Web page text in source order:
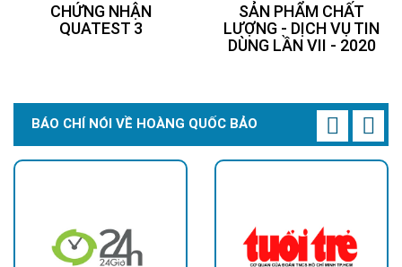
Chip led cao cấp CREE Mỹ (USA)
Chip LED của CREE Mỹ có hiệu quả phát quang cực cao, lên tới
210 lm/W, trong khi hạt LED thông thường chỉ từ 80-90 lm/W.
Giá trị lumen (quang thông) của hạt LED càng lớn, lượng nhiệt
đảm bảo hiệu quả ánh sáng.
CHỨNG NHẬN
QUATEST 3
SẢN PHẨM CHẤT
LƯỢNG - DỊCH VỤ TIN
DÙNG LẦN VII - 2020
BÁO CHÍ NÓI VỀ HOÀNG QUỐC BẢO